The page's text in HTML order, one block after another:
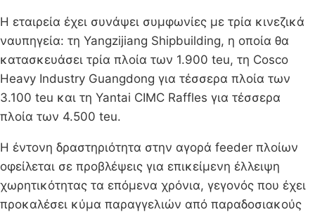
Η εταιρεία έχει συνάψει συμφωνίες με τρία κινεζικά
ναυπηγεία: τη Yangzijiang Shipbuilding, η οποία θα
κατασκευάσει τρία πλοία των 1.900 teu, τη Cosco
Heavy Industry Guangdong για τέσσερα πλοία των
3.100 teu και τη Yantai CIMC Raffles για τέσσερα
πλοία των 4.500 teu.
Η έντονη δραστηριότητα στην αγορά feeder πλοίων
οφείλεται σε προβλέψεις για επικείμενη έλλειψη
χωρητικότητας τα επόμενα χρόνια, γεγονός που έχει
προκαλέσει κύμα παραγγελιών από παραδοσιακούς